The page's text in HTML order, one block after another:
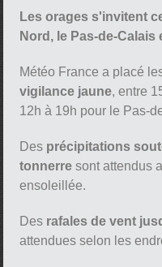
Les orages s'invitent
Nord, le Pas-de-Calais
Météo France a placé
vigilance jaune, entre
12h à 19h pour le Pas-
Des précipitations
tonnerre sont attendus
ensoleillée.
Des rafales de vent
attendues selon les